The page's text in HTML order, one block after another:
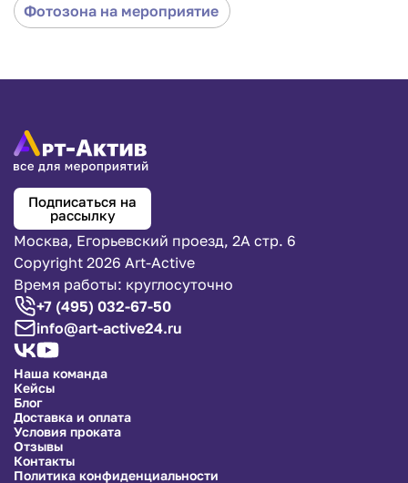
Фотозона на мероприятие
Подписаться на
рассылку
Москва, Егорьевский проезд, 2А стр. 6
Copyright 2026 Art-Active
Время работы: круглосуточно
+7 (495) 032-67-50
info@art-active24.ru
Наша команда
Кейсы
Блог
Доставка и оплата
Условия проката
Отзывы
Контакты
Политика конфиденциальности